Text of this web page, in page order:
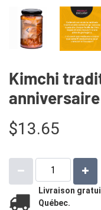
Kimchi
anniversaire
$13.65
Livraison
Québec.